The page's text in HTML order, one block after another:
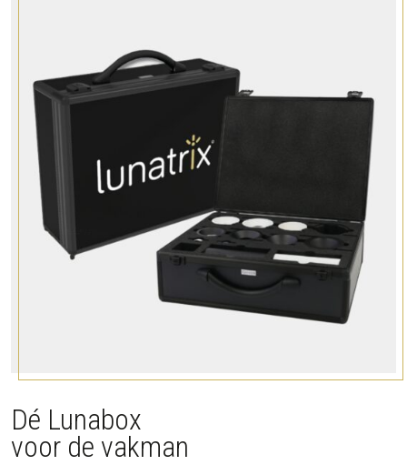
Dé Lunabox
voor de vakman